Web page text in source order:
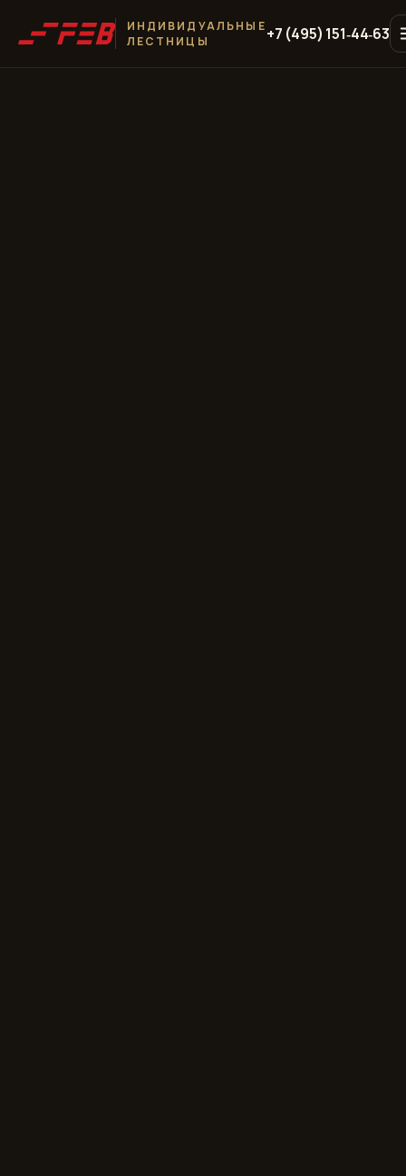
ИНДИВИДУАЛЬНЫЕ
ЛЕСТНИЦЫ
+7 (495) 151‑44‑63